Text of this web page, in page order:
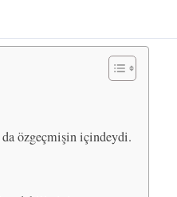
da özgeçmişin içindeydi.